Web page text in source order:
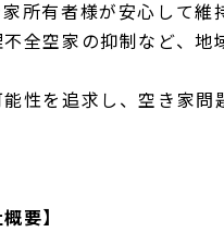
所有者様が安心して維
全空家の抑制など、
性を追求し、空き家
要】